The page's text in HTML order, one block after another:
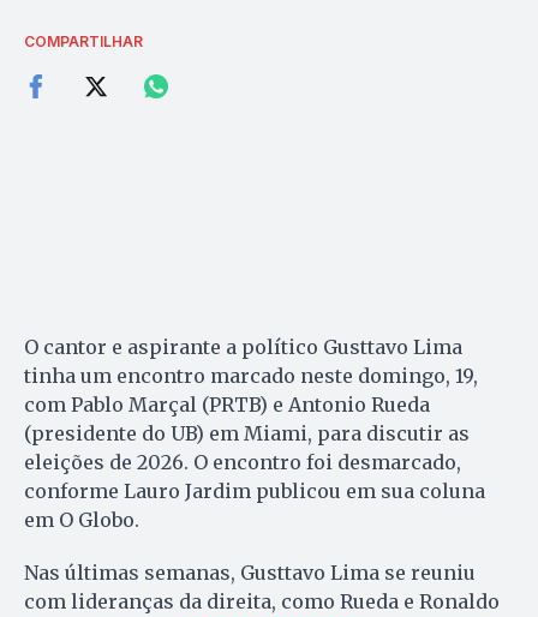
COMPARTILHAR
O cantor e aspirante a político Gusttavo Lima
tinha um encontro marcado neste domingo, 19,
com Pablo Marçal (PRTB) e Antonio Rueda
(presidente do UB) em Miami, para discutir as
eleições de 2026. O encontro foi desmarcado,
conforme Lauro Jardim publicou em sua coluna
em O Globo.
Nas últimas semanas, Gusttavo Lima se reuniu
com lideranças da direita, como Rueda e Ronaldo